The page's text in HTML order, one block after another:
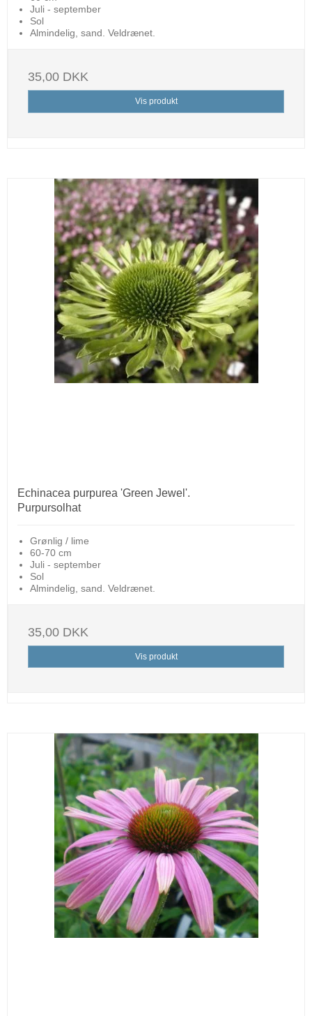
Juli - september
Sol
Almindelig, sand. Veldrænet.
35,00 DKK
Vis produkt
Echinacea purpurea 'Green Jewel'.
Purpursolhat
Grønlig / lime
60-70 cm
Juli - september
Sol
Almindelig, sand. Veldrænet.
35,00 DKK
Vis produkt